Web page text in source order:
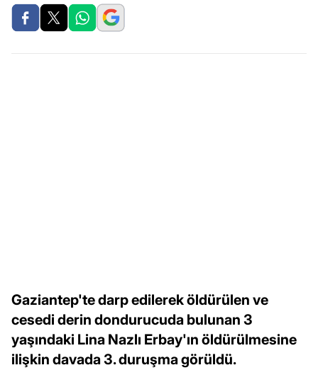
Gaziantep'te darp edilerek öldürülen ve
cesedi derin dondurucuda bulunan 3
yaşındaki Lina Nazlı Erbay'ın öldürülmesine
ilişkin davada 3. duruşma görüldü.